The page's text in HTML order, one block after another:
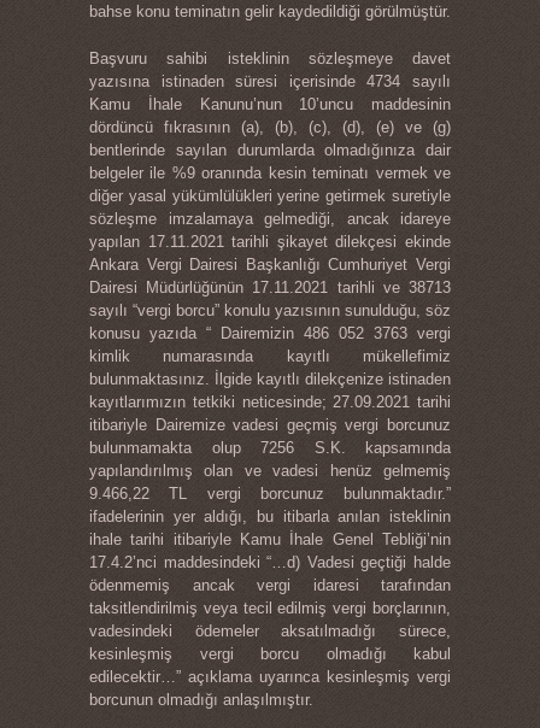
bahse konu teminatın gelir kaydedildiği görülmüştür.
Başvuru sahibi isteklinin sözleşmeye davet
yazısına istinaden süresi içerisinde 4734 sayılı
Kamu İhale Kanunu’nun 10’uncu maddesinin
dördüncü fıkrasının (a), (b), (c), (d), (e) ve (g)
bentlerinde sayılan durumlarda olmadığınıza dair
belgeler ile %9 oranında kesin teminatı vermek ve
diğer yasal yükümlülükleri yerine getirmek suretiyle
sözleşme imzalamaya gelmediği, ancak idareye
yapılan 17.11.2021 tarihli şikayet dilekçesi ekinde
Ankara Vergi Dairesi Başkanlığı Cumhuriyet Vergi
Dairesi Müdürlüğünün 17.11.2021 tarihli ve 38713
sayılı “vergi borcu” konulu yazısının sunulduğu, söz
konusu yazıda “ Dairemizin 486 052 3763 vergi
kimlik numarasında kayıtlı mükellefimiz
bulunmaktasınız. İlgide kayıtlı dilekçenize istinaden
kayıtlarımızın tetkiki neticesinde; 27.09.2021 tarihi
itibariyle Dairemize vadesi geçmiş vergi borcunuz
bulunmamakta olup 7256 S.K. kapsamında
yapılandırılmış olan ve vadesi henüz gelmemiş
9.466,22 TL vergi borcunuz bulunmaktadır.”
ifadelerinin yer aldığı, bu itibarla anılan isteklinin
ihale tarihi itibariyle Kamu İhale Genel Tebliği’nin
17.4.2’nci maddesindeki “…d) Vadesi geçtiği halde
ödenmemiş ancak vergi idaresi tarafından
taksitlendirilmiş veya tecil edilmiş vergi borçlarının,
vadesindeki ödemeler aksatılmadığı sürece,
kesinleşmiş vergi borcu olmadığı kabul
edilecektir…” açıklama uyarınca kesinleşmiş vergi
borcunun olmadığı anlaşılmıştır.